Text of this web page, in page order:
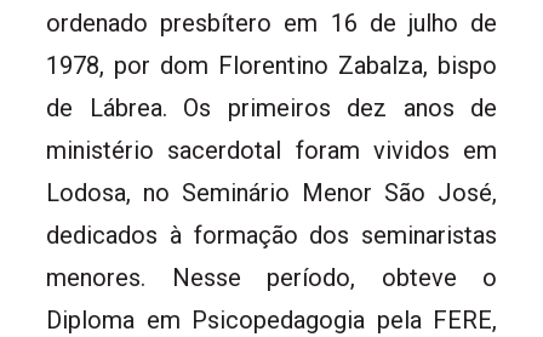
ordenado presbítero em 16 de julho de
1978, por dom Florentino Zabalza, bispo
de Lábrea. Os primeiros dez anos de
ministério sacerdotal foram vividos em
Lodosa, no Seminário Menor São José,
dedicados à formação dos seminaristas
menores. Nesse período, obteve o
Diploma em Psicopedagogia pela FERE,